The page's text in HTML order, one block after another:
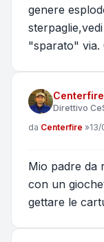
genere
"sparato" via.
Centerfire
Direttivo
Messaggio
da Centerfire »
Mio padre da
con un
gettare le